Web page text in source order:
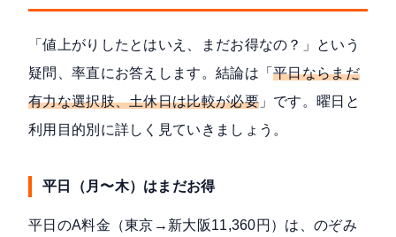
「値上がりしたとはいえ、まだお得なの？」という
疑問、率直にお答えします。結論は「平日ならまだ
有力な選択肢、土休日は比較が必要」です。曜日と
利用目的別に詳しく見ていきましょう。
平日（月〜木）はまだお得
平日のA料金（東京→新大阪11,360円）は、 のぞみ